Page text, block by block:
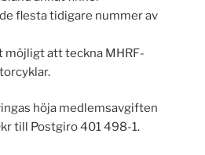
flesta tidigare nummer av
möjligt att teckna MHRF-
höja medlemsavgiften
till Postgiro 401 498-1.